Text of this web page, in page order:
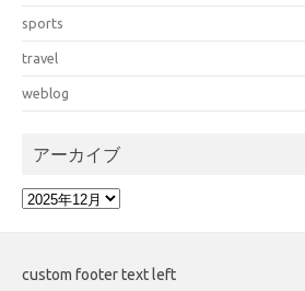
sports
travel
weblog
アーカイブ
ア
ブ
custom footer text left